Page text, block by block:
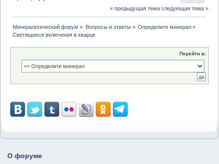
« предыдущая тема следующая тема »
Минералогический форум » Вопросы и ответы» Определите минерал»
Светящиеся включения в кварце
Перейти в:
О форуме